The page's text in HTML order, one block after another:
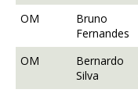
OM
Bruno
Fernandes
OM
Bernardo
Silva